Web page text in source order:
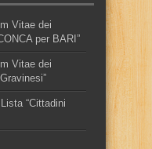
Vitae dei
per BARI”
Vitae dei
“Cittadini